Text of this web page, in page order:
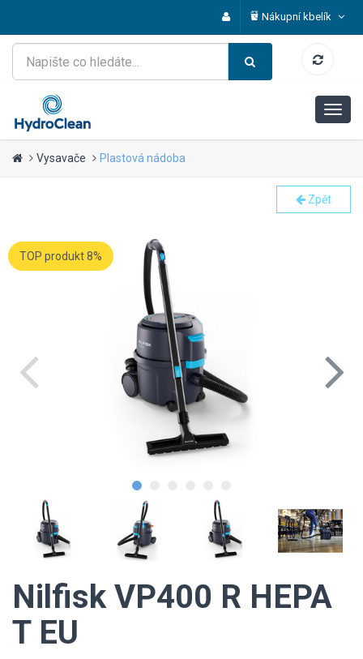
Nákupní kbelík
Vysavače Plastová nádoba
Zpět
TOP produkt 8%
Nilfisk VP400 R HEPA
T EU